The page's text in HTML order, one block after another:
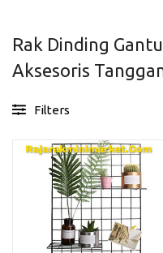
Rak Dinding
Aksesoris
Filters